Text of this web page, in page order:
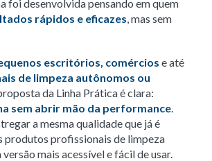
foi desenvolvida pensando em quem
rápidos e eficazes, mas sem
escritórios, comércios e até
de limpeza autônomos ou
da Linha Prática é clara:
sem abrir mão da performance.
a mesma qualidade que já é
produtos profissionais de limpeza
versão mais acessível e fácil de usar.